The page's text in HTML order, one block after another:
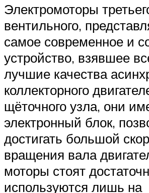
Электромоторы
вентильного,
самое современное и
устройство, взявшее
лучшие качества
коллекторного
щёточного узла, они
электронный блок,
достигать большой
вращения вала
моторы стоят
используются лишь на